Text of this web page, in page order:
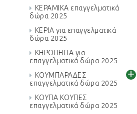
ΚΕΡΑΜΙΚΑ επαγγελματικά
δώρα 2025
ΚΕΡΙΑ για επαγγελματικά
δώρα 2025
ΚΗΡΟΠΗΓΙΑ για
επαγγελματικά δώρα 2025
ΚΟΥΜΠΑΡΑΔΕΣ
επαγγελματικά δώρα 2025
+
ΚΟΥΠΑ ΚΟΥΠΕΣ
επαγγελματικά δώρα 2025